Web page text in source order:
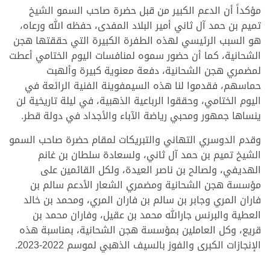
مؤكداً أن الدعم الكبير من قبل حضرة صاحب السمو الشيخ
تميم بن حمد آل ثاني أمير البلاد المفدى، حفظه الله ورعاه،
هو السبب الرئيسي لهذه الطفرة الكبيرة التي حققتها هجن
الشحانية، كما أن حضور سموه لمنافسات اليوم الختامي أعطت
لمضمري هجن الشحانية، دفعة معنوية كبيرة وألهبت
حماسهم، فقدموا لنا هذه السيمفوينة الفنية الرائعة في
اليوم الختامي، وحققوا الرباعية الذهبية، في ليلة تاريخية لن
ينساها جمهور ومحبي رياضة الآباء والأجداد في دولة قطر.
وقدم الدوسري التهاني والتبريكات لمقام حضرة صاحب السمو
الشيخ تميم بن حمد آل ثاني، ولسعادة سلطان بن غانم
الهديفي، ولصالح بن ناصر العيدة، ولكل القائمين على
مؤسسة هجن الشحانية ومضمري الشعار الأدعم سالم بن
فاران المري وجابر بن سالم بن فاران المري، ومحمد بن خالد
العطية والبرنس جارالله محمد بن عقيل، وفاران محمد بن
قريع، وكل العاملين بمؤسسة هجن الشحانية، بمناسبة هذه
الإنجازات الكبرى والفوز بالسيف الذهبي لموسم 2022-2023.